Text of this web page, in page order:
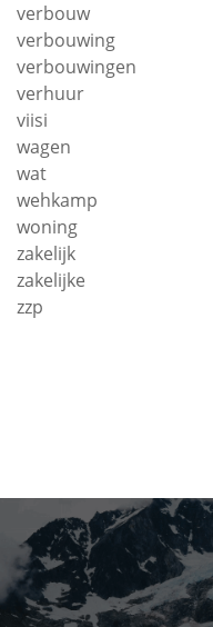
verbouw
verbouwing
verbouwingen
verhuur
viisi
wagen
wat
wehkamp
woning
zakelijk
zakelijke
zzp